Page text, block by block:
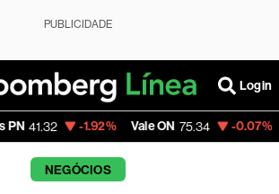
PUBLICIDADE
Login
Vale ON 75.34 -0.07% Itaú PN 41.13
NEGÓCIOS